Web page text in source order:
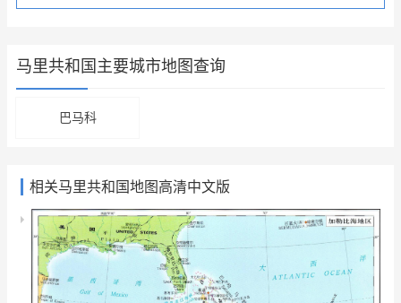
马里共和国主要城市地图查询
巴马科
相关马里共和国地图高清中文版